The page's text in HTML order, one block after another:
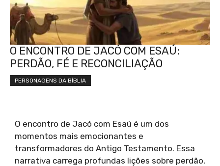
O ENCONTRO DE JACÓ COM ESAÚ:
PERDÃO, FÉ E RECONCILIAÇÃO
PERSONAGENS DA BÍBLIA
O encontro de Jacó com Esaú é um dos
momentos mais emocionantes e
transformadores do Antigo Testamento. Essa
narrativa carrega profundas lições sobre perdão,